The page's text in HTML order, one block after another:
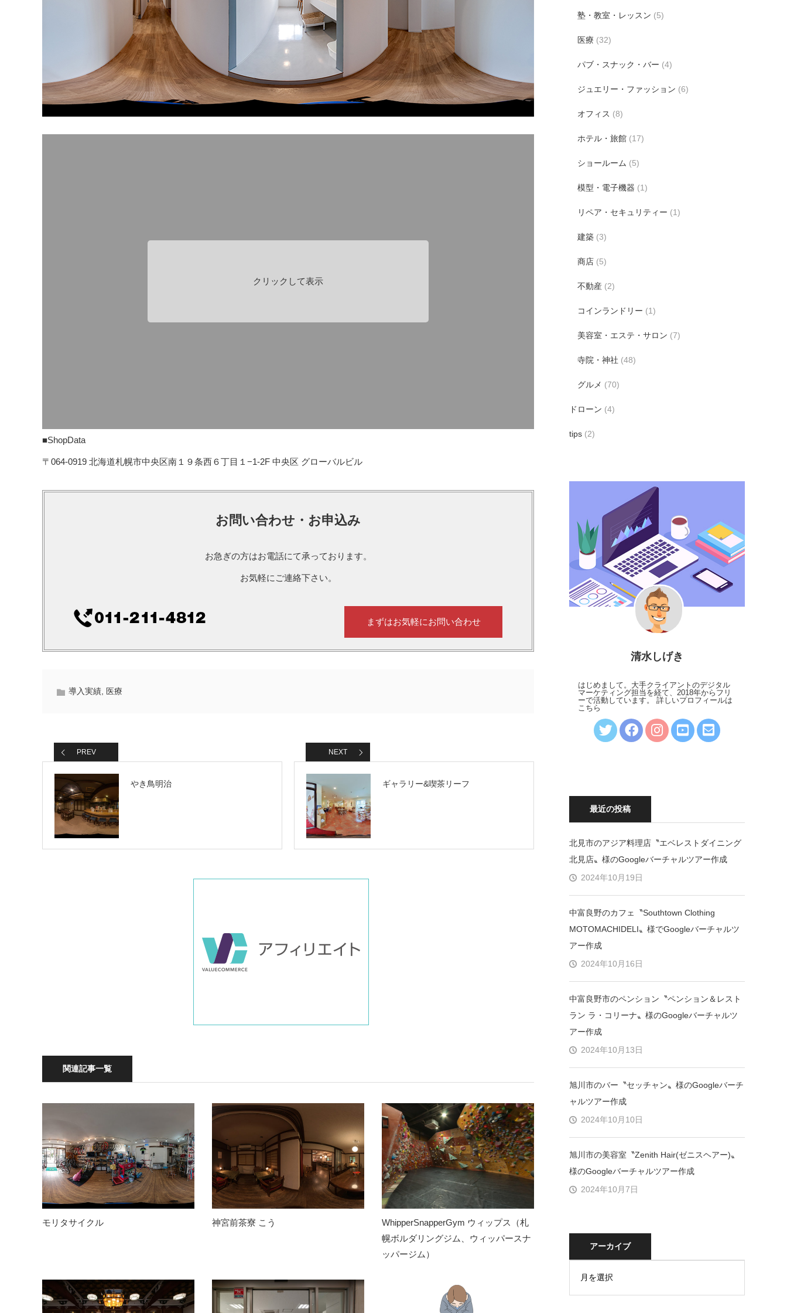
クリックして表示
■ShopData
〒064-0919 北海道札幌市中央区南１９条西６丁目１−1-2F 中央区 グローバルビル
お問い合わせ・お申込み
お急ぎの方はお電話にて承っております。
お気軽にご連絡下さい。
まずはお気軽にお問い合わせ
導入実績 医療
PREV
やき鳥明治
NEXT
ギャラリー&喫茶リーフ
関連記事一覧
モリタサイクル 神宮前茶寮 こう
WhipperSnapperGym ウィップス（札
幌ボルダリングジム、ウィッパースナ
ッパージム）
塾・教室・レッスン (5)
医療 (32)
パブ・スナック・バー (4)
ジュエリー・ファッション (6)
オフィス (8)
ホテル・旅館 (17)
ショールーム (5)
模型・電子機器 (1)
リペア・セキュリティー (1)
建築 (3)
商店 (5)
不動産 (2)
コインランドリー (1)
美容室・エステ・サロン (7)
寺院・神社 (48)
グルメ (70)
ドローン (4)
tips (2)
清水しげき
はじめまして。大手クライアントのデジタル
マーケティング担当を経て、2018年からフリ
ーで活動しています。 詳しいプロフィールは
こちら
最近の投稿
北見市のアジア料理店〝エベレストダイニング
北見店〟様のGoogleバーチャルツアー作成
2024年10月19日
中富良野のカフェ〝Southtown Clothing
MOTOMACHIDELI〟様でGoogleバーチャルツ
アー作成
2024年10月16日
中富良野市のペンション〝ペンション＆レスト
ラン ラ・コリーナ〟様のGoogleバーチャルツ
アー作成
2024年10月13日
旭川市のバー〝セッチャン〟様のGoogleバーチ
ャルツアー作成
2024年10月10日
旭川市の美容室〝Zenith Hair(ゼニスヘアー)〟
様のGoogleバーチャルツアー作成
2024年10月7日
アーカイブ